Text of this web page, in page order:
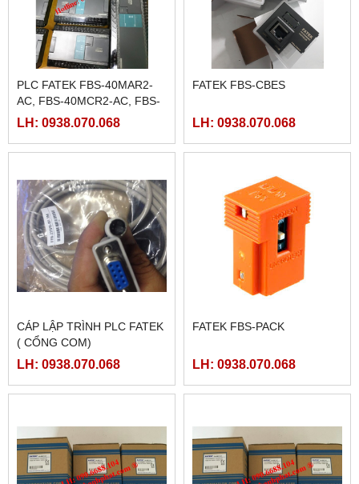
PLC FATEK FBS-40MAR2-
AC, FBS-40MCR2-AC, FBS-
40MCRT-AC, FBS-40MART-
LH: 0938.070.068
FATEK FBS-CBES
LH: 0938.070.068
CÁP LẬP TRÌNH PLC FATEK
( CỔNG COM)
LH: 0938.070.068
FATEK FBS-PACK
LH: 0938.070.068